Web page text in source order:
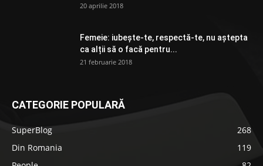
20 aprilie 2018
Femeie: iubește-te, respectă-te, nu aștepta
ca alții să o facă pentru...
21 februarie 2018
CATEGORIE POPULARĂ
SuperBlog
268
Din Romania
119